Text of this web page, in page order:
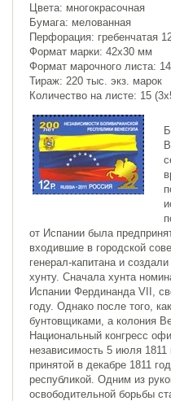
Цвета: многокрасочная
Бумага: мелованная
Перфорация: гребенчатая
Формат марки: 42х30 мм
Формат марочного листа:
Тираж: 220 тыс. экз. марок
Количество на листе: 15
от Испании была
входившие в городской
генерал-капитана и
хунту. Сначала хунта
Испании Фердинанда VII,
году. Однако после того,
бунтовщиками, а колония
Национальный конгресс
независимость 5 июля 1811
принятой в декабре 1811
республикой. Одним из
освободительной борьбы